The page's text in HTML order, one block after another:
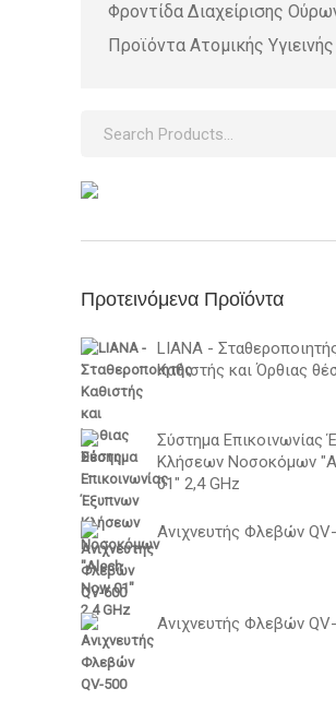
Φροντίδα Διαχείρισης
Προϊόντα Ατομικής Υγιεινής
Search
Προτεινόμενα Προϊόντα
LIANA -
Καθιστής και Όρθιας
Σύστημα Επικοινωνίας
Κλήσεων Νοσοκόμων
01" 2,4 GHz
Ανιχνευτής Φλεβών
Ανιχνευτής Φλεβών